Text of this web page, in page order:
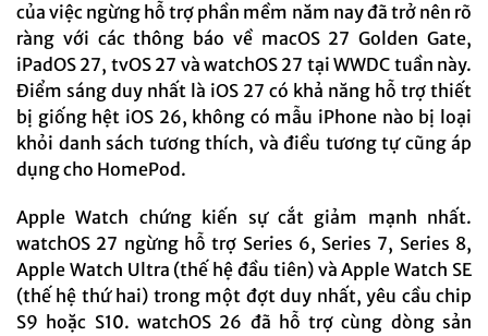
của việc ngừng hỗ trợ phần mềm năm nay đã trở nên rõ
ràng với các thông báo về macOS 27 Golden Gate,
iPadOS 27, tvOS 27 và watchOS 27 tại WWDC tuần này.
Điểm sáng duy nhất là iOS 27 có khả năng hỗ trợ thiết
bị giống hệt iOS 26, không có mẫu iPhone nào bị loại
khỏi danh sách tương thích, và điều tương tự cũng áp
dụng cho HomePod.
Apple Watch chứng kiến ​​sự cắt giảm mạnh nhất.
watchOS 27 ngừng hỗ trợ Series 6, Series 7, Series 8,
Apple Watch Ultra (thế hệ đầu tiên) và Apple Watch SE
(thế hệ thứ hai) trong một đợt duy nhất, yêu cầu chip
S9 hoặc S10. watchOS 26 đã hỗ trợ cùng dòng sản